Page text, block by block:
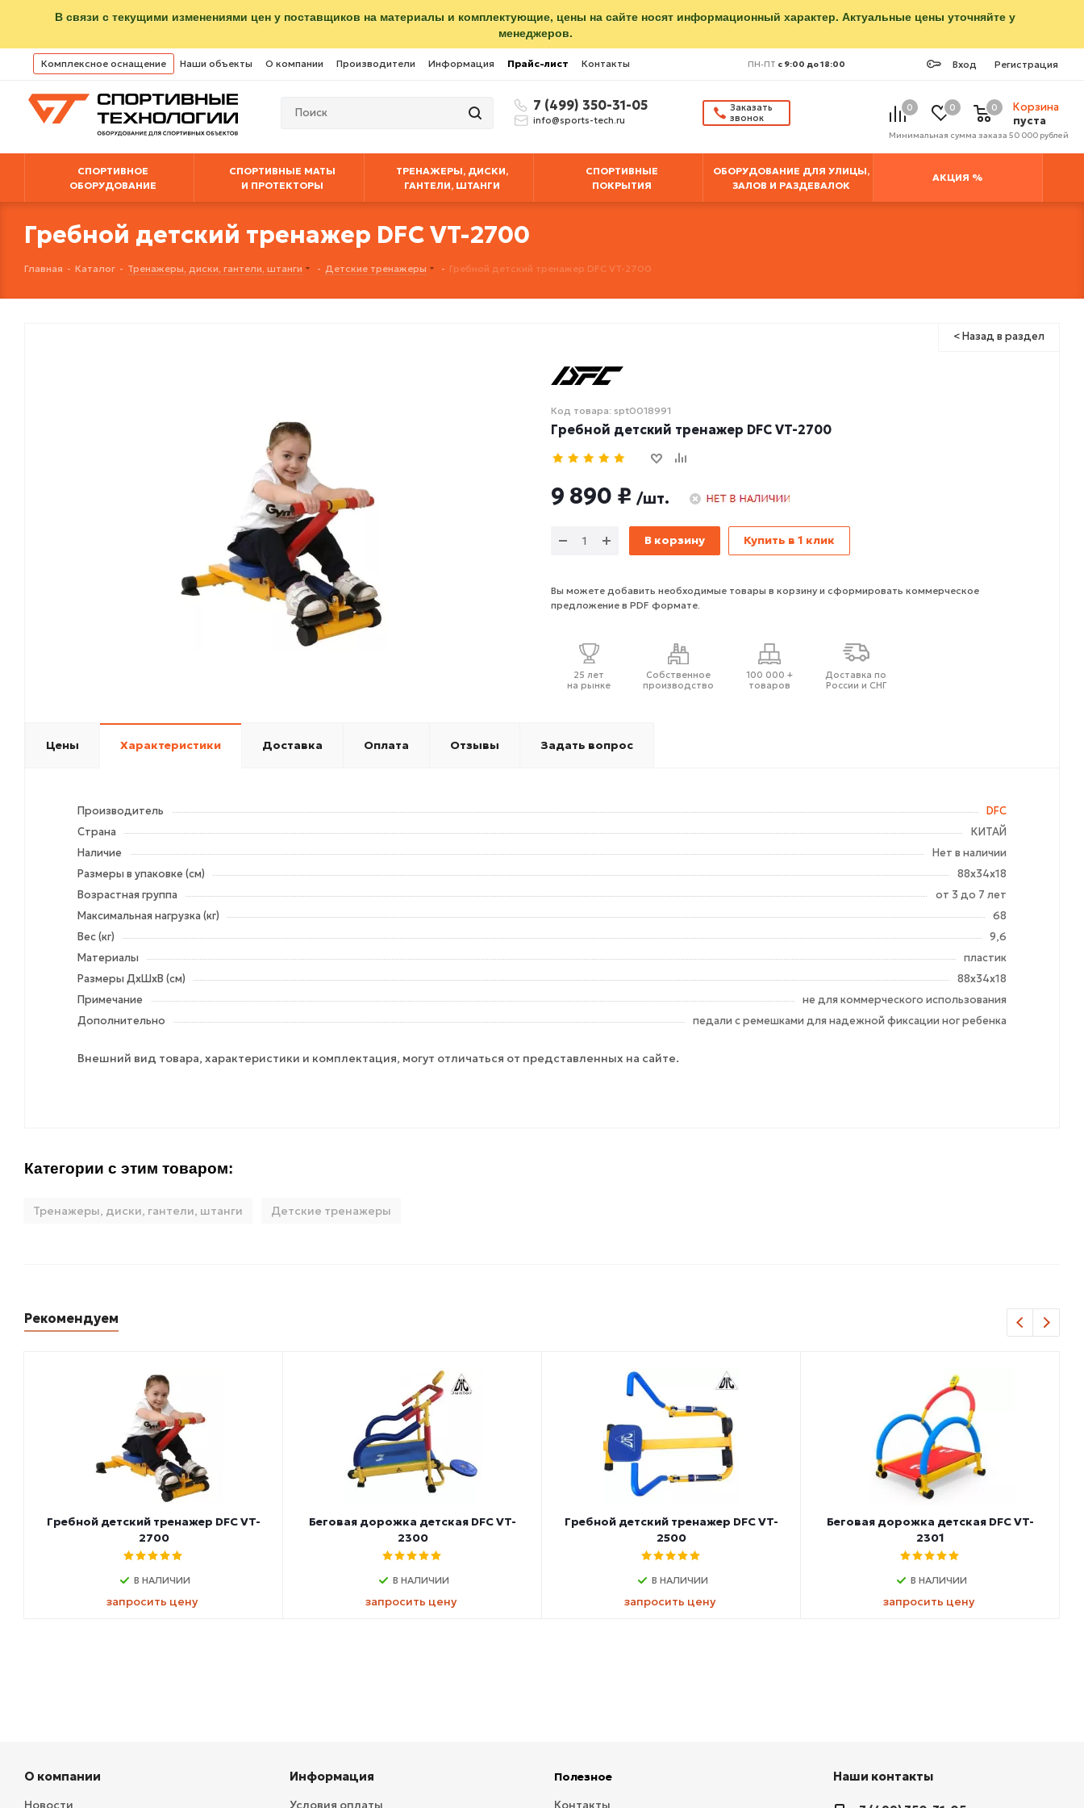
В связи с текущими изменениями цен у поставщиков на материалы и комплектующие, цены на сайте носят информационный характер. Актуальные цены уточняйте у
менеджеров.
Комплексное оснащение Наши объекты О компании Производители Информация Прайс-лист Контакты Вход Регистрация
ПН-ПТ с 9:00 до 18:00
7 (499) 350-31-05
info@sports-tech.ru
Заказать
звонок
0 0
Корзина
пуста
0
Минимальная сумма заказа 50 000 рублей
СПОРТИВНОЕ
ОБОРУДОВАНИЕ
СПОРТИВНЫЕ МАТЫ
И ПРОТЕКТОРЫ
ТРЕНАЖЕРЫ, ДИСКИ,
ГАНТЕЛИ, ШТАНГИ
СПОРТИВНЫЕ
ПОКРЫТИЯ
ОБОРУДОВАНИЕ ДЛЯ УЛИЦЫ,
ЗАЛОВ И РАЗДЕВАЛОК
АКЦИЯ %
Гребной детский тренажер DFC VT-2700
Главная - Каталог - Тренажеры, диски, гантели, штанги - Детские тренажеры - Гребной детский тренажер DFC VT-2700
< Назад в раздел
Код товара: spt0018991
Гребной детский тренажер DFC VT-2700
9 890 ₽ /шт.
В корзину Купить в 1 клик
Вы можете добавить необходимые товары в корзину и сформировать коммерческое
предложение в PDF формате.
25 лет
на рынке
Собственное
производство
100 000 +
товаров
Доставка по
России и СНГ
Цены Характеристики Доставка Оплата Отзывы Задать вопрос
Производитель
DFC
Страна
КИТАЙ
Наличие
Нет в наличии
Размеры в упаковке (см)
88х34х18
Возрастная группа
от 3 до 7 лет
Максимальная нагрузка (кг)
68
Вес (кг)
9,6
Материалы
пластик
Размеры ДхШхВ (см)
88х34х18
Примечание
не для коммерческого использования
Дополнительно
педали с ремешками для надежной фиксации ног ребенка
Внешний вид товара, характеристики и комплектация, могут отличаться от представленных на сайте.
Категории с этим товаром:
Тренажеры, диски, гантели, штанги Детские тренажеры
Рекомендуем
Гребной детский тренажер DFC VT-
2700
В НАЛИЧИИ
запросить цену
Беговая дорожка детская DFC VT-
2300
В НАЛИЧИИ
запросить цену
Гребной детский тренажер DFC VT-
2500
В НАЛИЧИИ
запросить цену
Беговая дорожка детская DFC VT-
2301
В НАЛИЧИИ
запросить цену
О компании
Новости
Информация
Условия оплаты
Полезное
Контакты
Наши контакты